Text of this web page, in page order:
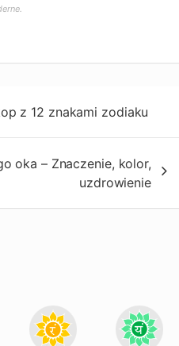
z 12 znakami zodiaku
oka – Znaczenie, kolor,
uzdrowienie